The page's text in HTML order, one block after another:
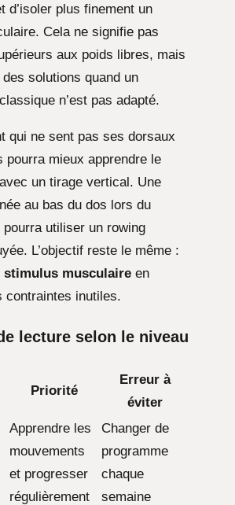
d’isoler plus finement un
Cela ne signifie pas
aux poids libres, mais
des solutions quand un
n’est pas adapté.
qui ne sent pas ses dorsaux
pourra mieux apprendre le
un tirage vertical. Une
au bas du dos lors du
pourra utiliser un rowing
L’objectif reste le même :
stimulus musculaire en
contraintes inutiles.
lecture selon le niveau
Priorité
Erreur à
éviter
Apprendre les
mouvements
et progresser
régulièrement
Changer de
programme
chaque
semaine